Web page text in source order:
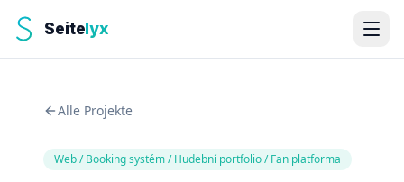
Seitelyx
Alle Projekte
Web / Booking systém / Hudební portfolio / Fan platforma